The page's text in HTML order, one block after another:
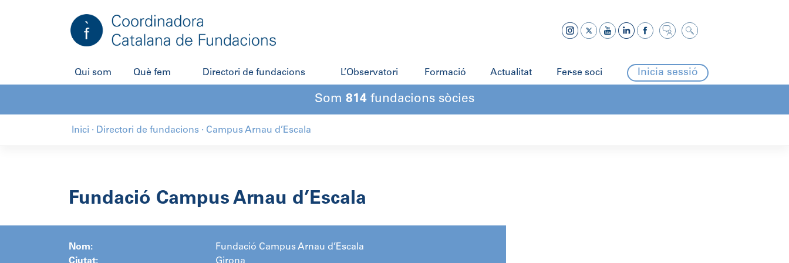
Qui som Què fem Directori de fundacions L’Observatori Formació Actualitat Fer-se soci Inicia sessió
Som 814 fundacions sòcies
Inici · Directori de fundacions · Campus Arnau d’Escala
Fundació Campus Arnau d’Escala
Nom:
Fundació Campus Arnau d’Escala